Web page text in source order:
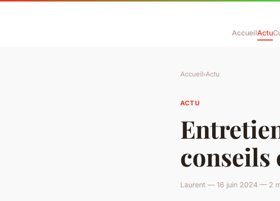
AccueilActu
Accueil›Actu
ACTU
conseils
Laurent — 16 juin 2024 — 2